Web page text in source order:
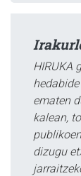
HIRUKA
ematen
kalean,
dizugu